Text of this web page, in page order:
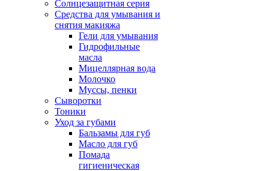
Солнцезащитная серия
Средства для умывания и
снятия макияжа
Гели для умывания
Гидрофильные
масла
Мицеллярная вода
Молочко
Муссы, пенки
Сыворотки
Тоники
Уход за губами
Бальзамы для губ
Масло для губ
Помада
гигиеническая